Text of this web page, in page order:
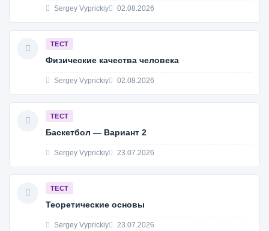
Sergey Vyprickiy 02.08.2026
ТЕСТ
Физические качества человека
Sergey Vyprickiy 02.08.2026
ТЕСТ
Баскетбол — Вариант 2
Sergey Vyprickiy 23.07.2026
ТЕСТ
Теоретические основы
Sergey Vyprickiy 23.07.2026